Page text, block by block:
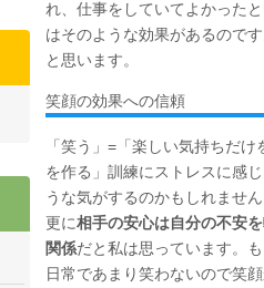
れ、仕事をしていてよかった
はそのような効果があるので
と思います。
笑顔の効果への信頼
「笑う」=「楽しい気持ちだ
を作る」訓練にストレスに感
うな気がするのかもしれませ
更に相手の安心は自分の不安
関係だと私は思っています。
日常であまり笑わないので笑